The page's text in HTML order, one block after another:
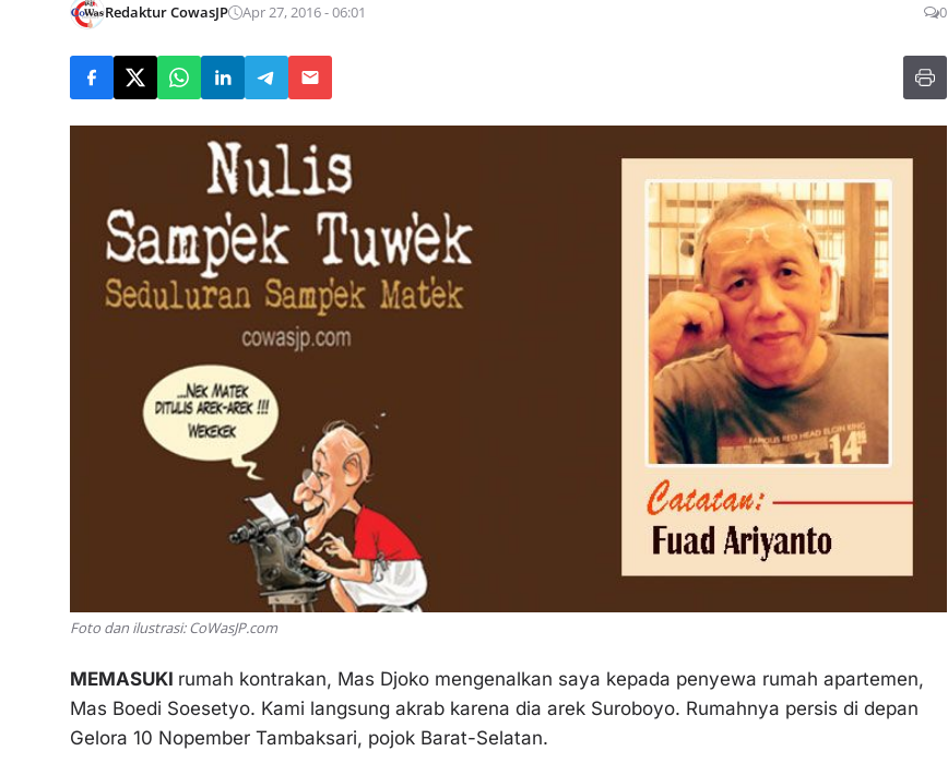
Redaktur CowasJP Apr 27, 2016 - 06:01 0
Foto dan ilustrasi: CoWasJP.com
MEMASUKI rumah kontrakan, Mas Djoko mengenalkan saya kepada penyewa rumah apartemen,
Mas Boedi Soesetyo. Kami langsung akrab karena dia arek Suroboyo. Rumahnya persis di depan
Gelora 10 Nopember Tambaksari, pojok Barat-Selatan.